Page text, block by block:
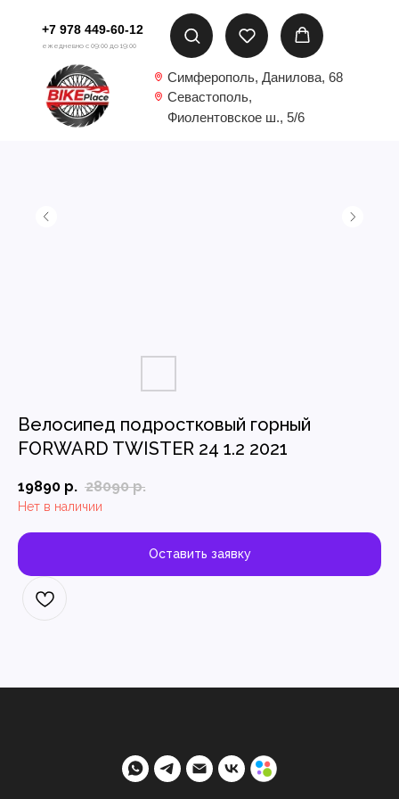
Севастополь,
Фиолентовское ш., 5/6
Симферополь, Данилова, 68
+7 978 449-60-12
ежедневно с 09:00 до 19:00
Велосипед подростковый горный
FORWARD TWISTER 24 1.2 2021
19890 р. 28090 р.
Нет в наличии
Оставить заявку